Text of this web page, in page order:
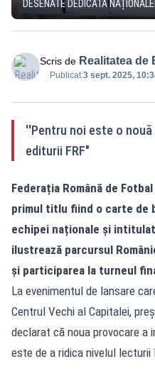
DESENATE DEDICATĂ NAȚIONALEI
Scris de Realitatea de
Publicat:3 sept. 2025,
''Pentru noi este o
editurii FRF"
Federația Română de
primul titlu fiind o carte de
echipei naționale și
ilustrează parcursul
și participarea la turneul
La evenimentul de lansare
Centrul Vechi al Capitalei,
declarat că noua provocare a
este de a ridica nivelul lecturii